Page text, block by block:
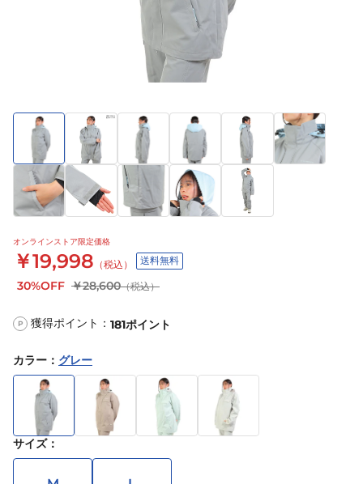
オンラインストア限定価格
￥19,998 （税込） 送料無料
30%OFF ￥28,600（税込）
P 獲得ポイント： 181ポイント
カラー ： グレー
サイズ：